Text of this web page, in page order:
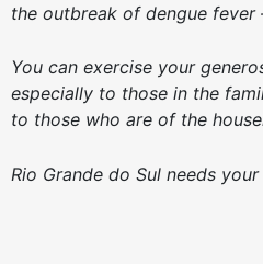
the outbreak of dengue fever
You can exercise your
especially to those in the
to those who are of the
Rio Grande do Sul needs